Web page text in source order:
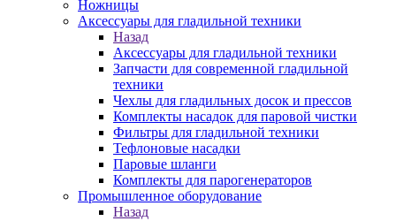
Ножницы
Аксессуары для гладильной техники
Назад
Аксессуары для гладильной техники
Запчасти для современной гладильной
техники
Чехлы для гладильных досок и прессов
Комплекты насадок для паровой чистки
Фильтры для гладильной техники
Тефлоновые насадки
Паровые шланги
Комплекты для парогенераторов
Промышленное оборудование
Назад